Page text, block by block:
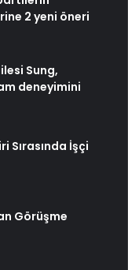
2 yeni öneri
Sung,
deneyimini
Sırasında İşçi
Görüşme